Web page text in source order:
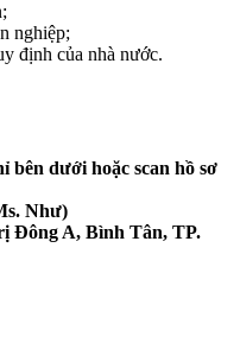
nghiệp;
định của nhà nước.
bên dưới hoặc scan hồ sơ
Như)
Đông A, Bình Tân, TP.